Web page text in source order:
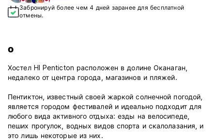
Забронируй более чем 4 дней заранее для бесплатной
отмены.
о
Хостел HI Penticton расположен в долине Оканаган,
недалеко от центра города, магазинов и пляжей.
Пентиктон, известный своей жаркой солнечной погодой,
является городом фестивалей и идеально подходит для
любого вида активного отдыха: езды на велосипеде,
пеших прогулок, водных видов спорта и скалолазания, и
это лишь некоторые из них.